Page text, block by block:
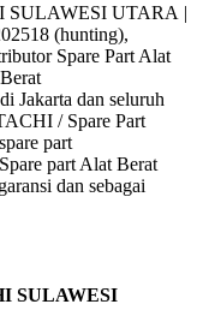
UTARA |
(hunting),
Spare Part Alat
Jakarta dan seluruh
/ Spare Part
part
part Alat Berat
dan sebagai
SULAWESI